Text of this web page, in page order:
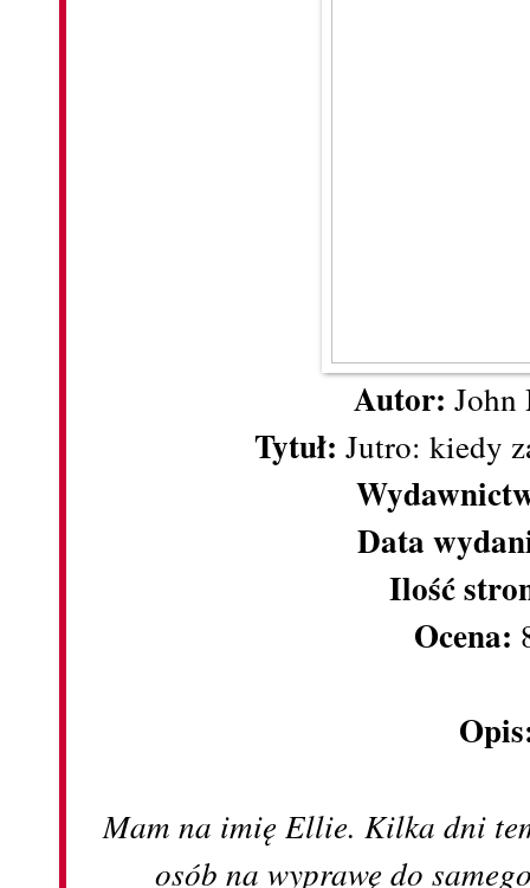
Autor: John
Tytuł:Jutro: kiedy
Data
Ilość
Ocena:
Mam na imię Ellie. Kilka dni
osób na wyprawę do